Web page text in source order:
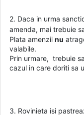
2. Daca in urma
amenda, mai trebuie
Plata amenzii nu
valabile.
Prin urmare, trebuie
cazul in care doriti sa
3. Rovinieta isi